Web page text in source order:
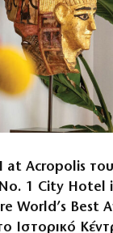
at Acropolis του
No. 1 City Hotel
World’s Best
Ιστορικό